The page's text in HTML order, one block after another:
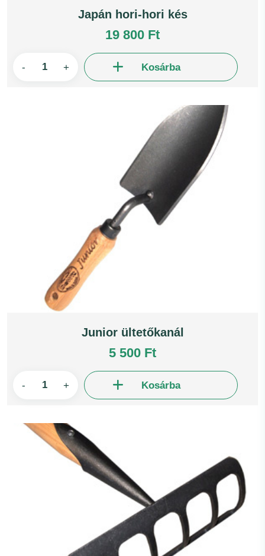
Japán hori-hori kés
19 800 Ft
- + Kosárba
Junior ültetőkanál
5 500 Ft
- + Kosárba